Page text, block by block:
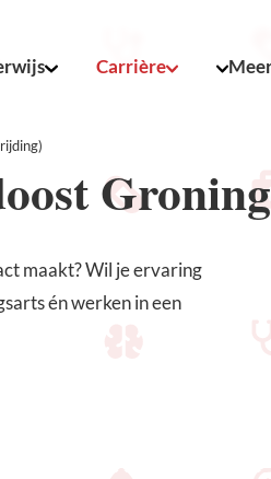
Carrière
maakt? Wil je ervaring
én werken in een